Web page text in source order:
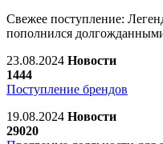
Свежее поступление:
пополнился
23.08.2024 Новости
1444
Поступление брендов
19.08.2024 Новости
29020